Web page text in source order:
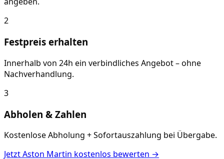
2
Festpreis erhalten
Innerhalb von 24h ein verbindliches Angebot – ohne
Nachverhandlung.
3
Abholen & Zahlen
Kostenlose Abholung + Sofortauszahlung bei Übergabe.
JetztAston Martin kostenlos bewerten →